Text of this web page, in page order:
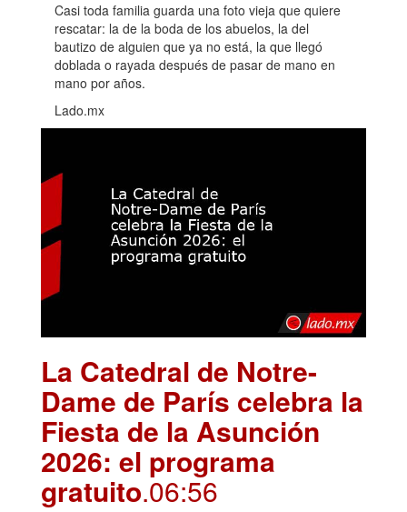
Casi toda familia guarda una foto vieja que quiere
rescatar: la de la boda de los abuelos, la del
bautizo de alguien que ya no está, la que llegó
doblada o rayada después de pasar de mano en
mano por años.
Lado.mx
La Catedral de Notre-
Dame de París celebra la
Fiesta de la Asunción
2026: el programa
gratuito.06:56